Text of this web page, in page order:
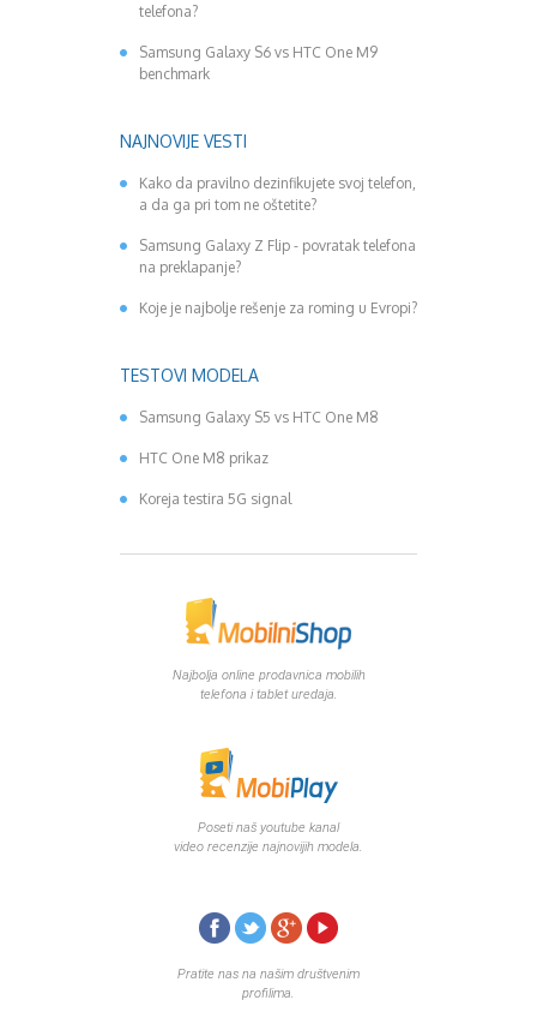
telefona?
Samsung Galaxy S6 vs HTC One M9
benchmark
NAJNOVIJE VESTI
Kako da pravilno dezinfikujete svoj telefon,
a da ga pri tom ne oštetite?
Samsung Galaxy Z Flip - povratak telefona
na preklapanje?
Koje je najbolje rešenje za roming u Evropi?
TESTOVI MODELA
Samsung Galaxy S5 vs HTC One M8
HTC One M8 prikaz
Koreja testira 5G signal
Najbolja online prodavnica mobilih
telefona i tablet uredaja.
Poseti naš youtube kanal
video recenzije najnovijih modela.
Pratite nas na našim društvenim
profilima.